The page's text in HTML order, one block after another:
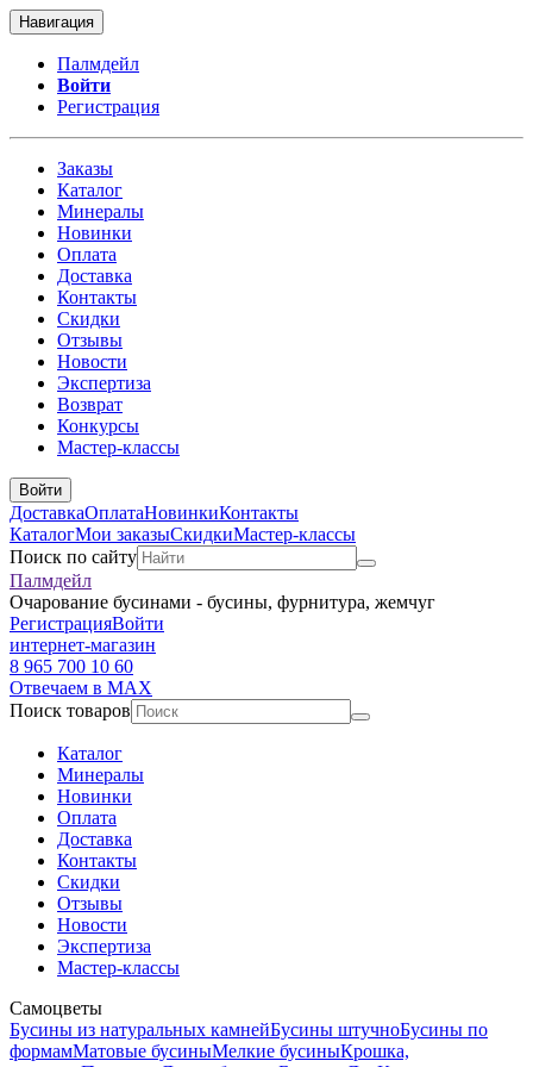
Навигация
Палмдейл
Войти
Регистрация
Заказы
Каталог
Минералы
Новинки
Оплата
Доставка
Контакты
Скидки
Отзывы
Новости
Экспертиза
Возврат
Конкурсы
Мастер-классы
Войти
ДоставкаОплатаНовинкиКонтакты
КаталогМои заказыСкидкиМастер-классы
Поиск по сайту
Палмдейл
Очарование бусинами - бусины, фурнитура, жемчуг
РегистрацияВойти
интернет-магазин
8 965 700 10 60
Отвечаем в MAX
Поиск товаров
Каталог
Минералы
Новинки
Оплата
Доставка
Контакты
Скидки
Отзывы
Новости
Экспертиза
Мастер-классы
Самоцветы
Бусины из натуральных камнейБусины штучноБусины по
формамМатовые бусиныМелкие бусиныКрошка,